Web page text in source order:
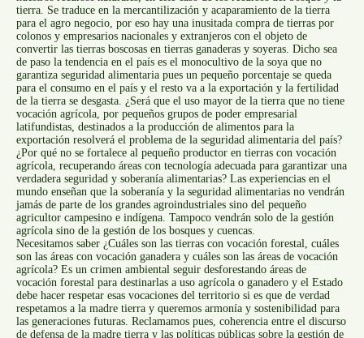
tierra. Se traduce en la mercantilización y acaparamiento de la tierra
para el agro negocio, por eso hay una inusitada compra de tierras por
colonos y empresarios nacionales y extranjeros con el objeto de
convertir las tierras boscosas en tierras ganaderas y soyeras. Dicho sea
de paso la tendencia en el país es el monocultivo de la soya que no
garantiza seguridad alimentaria pues un pequeño porcentaje se queda
para el consumo en el país y el resto va a la exportación y la fertilidad
de la tierra se desgasta. ¿Será que el uso mayor de la tierra que no tiene
vocación agrícola, por pequeños grupos de poder empresarial
latifundistas, destinados a la producción de alimentos para la
exportación resolverá el problema de la seguridad alimentaria del país?
¿Por qué no se fortalece al pequeño productor en tierras con vocación
agrícola, recuperando áreas con tecnología adecuada para garantizar una
verdadera seguridad y soberanía alimentarias? Las experiencias en el
mundo enseñan que la soberanía y la seguridad alimentarias no vendrán
jamás de parte de los grandes agroindustriales sino del pequeño
agricultor campesino e indígena. Tampoco vendrán solo de la gestión
agrícola sino de la gestión de los bosques y cuencas.
Necesitamos saber ¿Cuáles son las tierras con vocación forestal, cuáles
son las áreas con vocación ganadera y cuáles son las áreas de vocación
agrícola? Es un crimen ambiental seguir desforestando áreas de
vocación forestal para destinarlas a uso agrícola o ganadero y el Estado
debe hacer respetar esas vocaciones del territorio si es que de verdad
respetamos a la madre tierra y queremos armonía y sostenibilidad para
las generaciones futuras. Reclamamos pues, coherencia entre el discurso
de defensa de la madre tierra y las políticas públicas sobre la gestión de